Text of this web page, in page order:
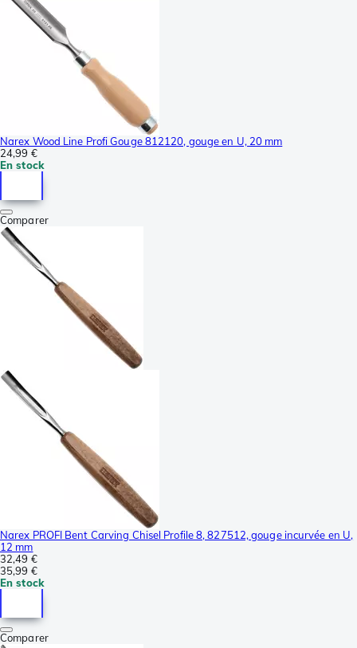
Narex Wood Line Profi Gouge 812120, gouge en U, 20 mm
24,99 €
En stock
Comparer
Narex PROFI Bent Carving Chisel Profile 8, 827512, gouge incurvée en U,
12 mm
32,49 €
35,99 €
En stock
Comparer